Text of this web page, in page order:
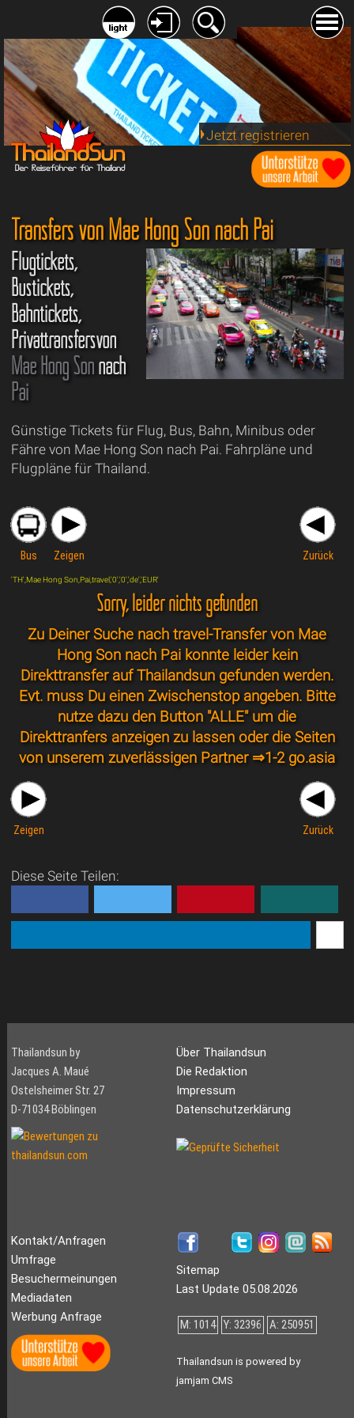
Jetzt registrieren
Transfers von Mae Hong Son nach Pai
Flugtickets,
Bustickets,
Bahntickets,
Privattransfersvon
Mae Hong Sonnach
Pai
Günstige Tickets für Flug, Bus, Bahn, Minibus oder
Fähre von Mae Hong Son nach Pai. Fahrpläne und
Flugpläne für Thailand.
Bus Zeigen Zurück
'TH',Mae Hong Son,Pai,travel,'0','0','de','EUR'
Sorry, leider nichts gefunden
Zu Deiner Suche nach travel-Transfer von Mae
Hong Son nach Pai konnte leider kein
Direkttransfer auf Thailandsun gefunden werden.
Evt. muss Du einen Zwischenstop angeben. Bitte
nutze dazu den Button "ALLE" um die
Direkttranfers anzeigen zu lassen oder die Seiten
von unserem zuverlässigen Partner ⇒1-2 go.asia
Zeigen Zurück
Diese Seite Teilen:
Thailandsun by
Jacques A. Maué
Ostelsheimer Str. 27
D-71034 Böblingen
Über Thailandsun
Die Redaktion
Impressum
Datenschutzerklärung
Kontakt/Anfragen
Umfrage
Besuchermeinungen
Mediadaten
Werbung Anfrage
Sitemap
Last Update 05.08.2026
M: 1014 Y: 32396 A: 250951
Thailandsun is powered by
jamjam CMS